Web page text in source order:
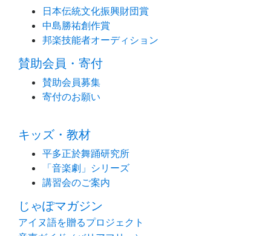
日本伝統文化振興財団賞
中島勝祐創作賞
邦楽技能者オーディション
賛助会員・寄付
賛助会員募集
寄付のお願い
キッズ・教材
平多正於舞踊研究所
「音楽劇」シリーズ
講習会のご案内
じゃぽマガジン
アイヌ語を贈るプロジェクト